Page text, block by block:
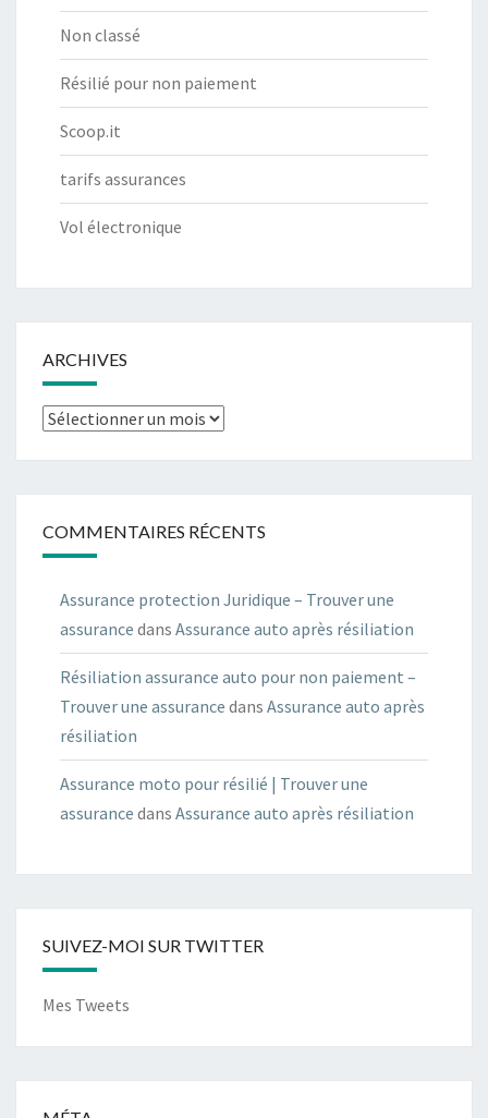
Non classé
Résilié pour non paiement
Scoop.it
tarifs assurances
Vol électronique
ARCHIVES
Archives
COMMENTAIRES RÉCENTS
Assurance protection Juridique – Trouver une
assurance dans Assurance auto après résiliation
Résiliation assurance auto pour non paiement –
Trouver une assurance dans Assurance auto après
résiliation
Assurance moto pour résilié | Trouver une
assurance dans Assurance auto après résiliation
SUIVEZ-MOI SUR TWITTER
Mes Tweets